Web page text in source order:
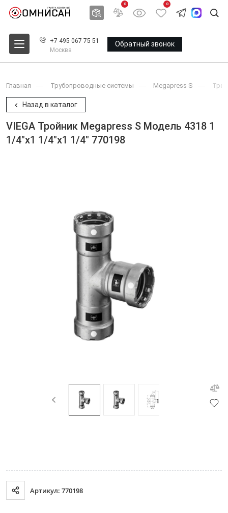
0 0
+7 495 067 75 51
Москва
Обратный звонок
Главная Трубопроводные системы Megapress S
Назад в каталог
VIEGA Тройник Megapress S Модель 4318 1
1/4"x1 1/4"x1 1/4" 770198
Артикул: 770198